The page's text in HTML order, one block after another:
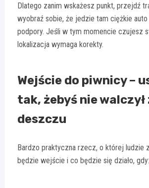
Dlatego zanim wskażesz punkt, przejdź
wyobraź sobie, że jedzie tam ciężkie auto
podpory. Jeśli w tym momencie czujesz
lokalizacja wymaga korekty.
Wejście do piwnicy –
tak, żebyś nie walczył
deszczu
Bardzo praktyczna rzecz, o której ludzie
będzie wejście i co będzie się działo, gdy: